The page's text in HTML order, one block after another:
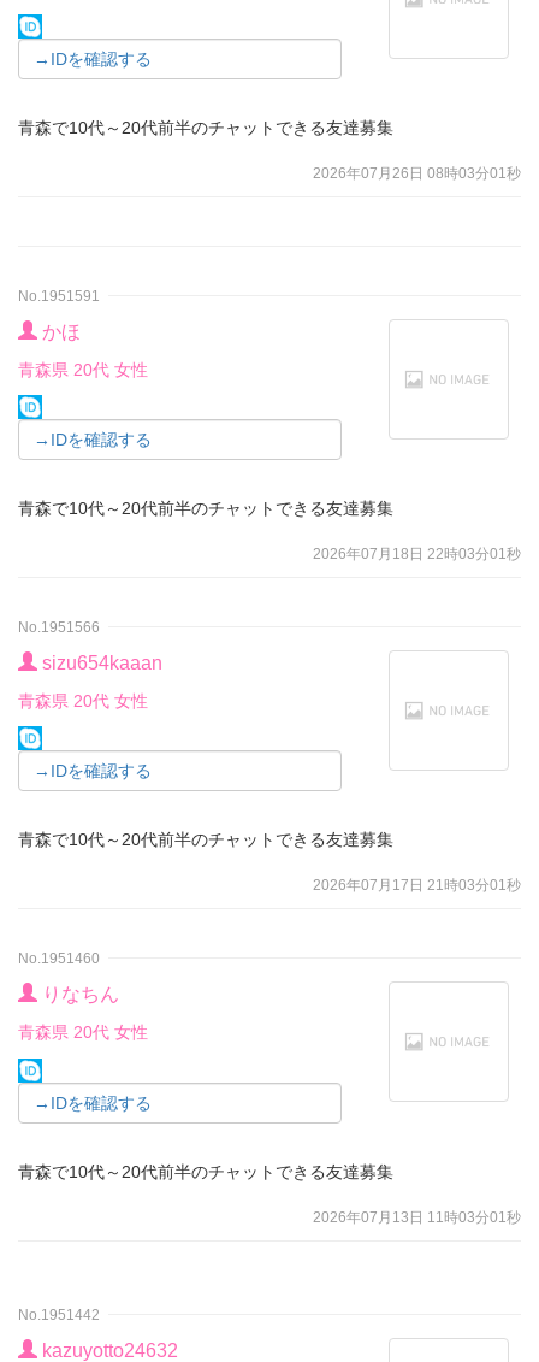
→IDを確認する
青森で10代～20代前半のチャットできる友達募集
2026年07月26日 08時03分01秒
No.1951591
かほ
青森県 20代 女性
→IDを確認する
青森で10代～20代前半のチャットできる友達募集
2026年07月18日 22時03分01秒
No.1951566
sizu654kaaan
青森県 20代 女性
→IDを確認する
青森で10代～20代前半のチャットできる友達募集
2026年07月17日 21時03分01秒
No.1951460
りなちん
青森県 20代 女性
→IDを確認する
青森で10代～20代前半のチャットできる友達募集
2026年07月13日 11時03分01秒
No.1951442
kazuyotto24632